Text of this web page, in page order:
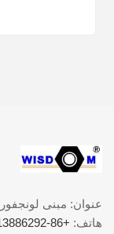
عنوان: مبنى لونجفور تايمز 100، طريق شيشان،
هاتف: +86-13013886292